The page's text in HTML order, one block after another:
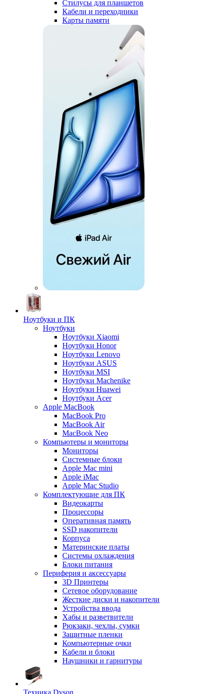
Стилусы для планшетов
Кабели и переходники
Карты памяти
Ноутбуки и ПК
Ноутбуки
Ноутбуки Xiaomi
Ноутбуки Honor
Ноутбуки Lenovo
Ноутбуки ASUS
Ноутбуки MSI
Ноутбуки Machenike
Ноутбуки Huawei
Ноутбуки Acer
Apple MacBook
MacBook Pro
MacBook Air
MacBook Neo
Компьютеры и мониторы
Мониторы
Системные блоки
Apple Mac mini
Apple iMac
Apple Mac Studio
Комплектующие для ПК
Видеокарты
Процессоры
Оперативная память
SSD накопители
Корпуса
Материнские платы
Системы охлаждения
Блоки питания
Периферия и аксессуары
3D Принтеры
Сетевое оборудование
Жесткие диски и накопители
Устройства ввода
Хабы и разветвители
Рюкзаки, чехлы, сумки
Защитные пленки
Компьютерные очки
Кабели и блоки
Наушники и гарнитуры
Техника Dyson